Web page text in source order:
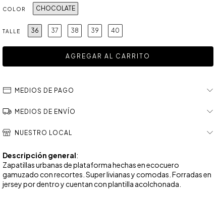
COLOR CHOCOLATE
TALLE 36 37 38 39 40
MEDIOS DE PAGO
MEDIOS DE ENVÍO
NUESTRO LOCAL
Descripción general:
Zapatillas urbanas de plataforma hechas en ecocuero
gamuzado con recortes. Super livianas y comodas. Forradas en
jersey por dentro y cuentan con plantilla acolchonada.